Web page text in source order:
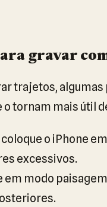
gravar
trajetos,
o tornam mais útil
coloque o iPhone
excessivos.
em modo